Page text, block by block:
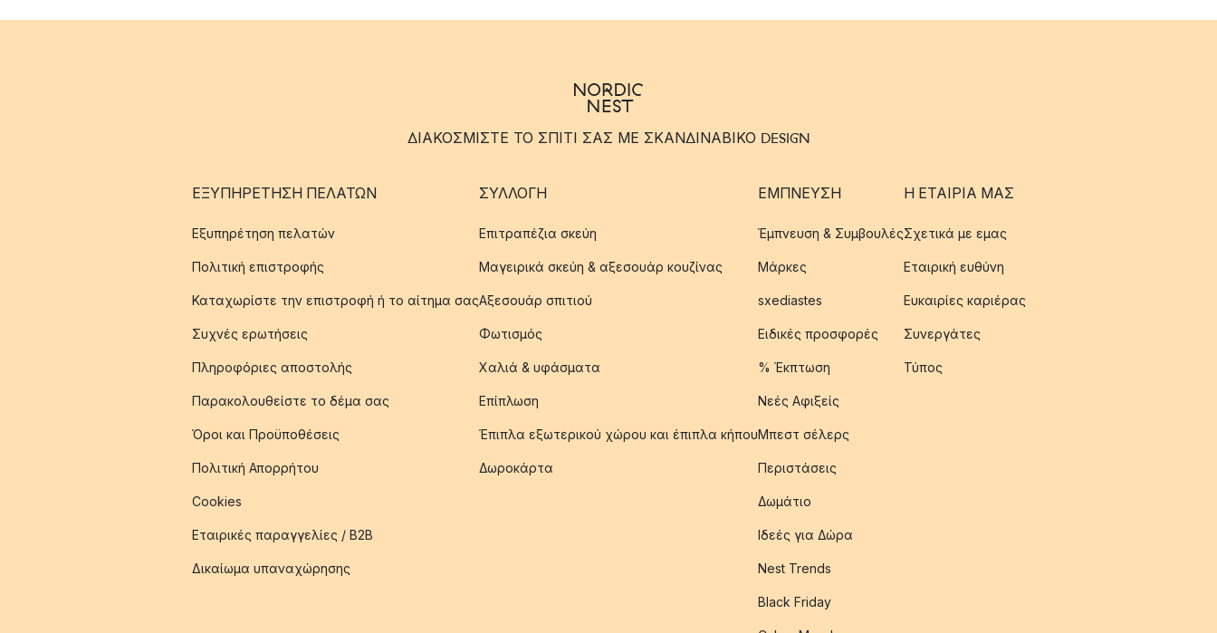
ΔΙΑΚΟΣΜΙΣΤΕ ΤΟ ΣΠΙΤΙ ΣΑΣ ΜΕ ΣΚΑΝΔΙΝΑΒΙΚΟ DESIGN
ΕΞΥΠΗΡΈΤΗΣΗ ΠΕΛΑΤΏΝ
Εξυπηρέτηση πελατών
Πολιτική επιστροφής
Καταχωρίστε την επιστροφή ή το αίτημα σας
Συχνές ερωτήσεις
Πληροφόριες αποστολής
Παρακολουθείστε το δέμα σας
Όροι και Προϋποθέσεις
Πολιτική Απορρήτου
Cookies
Εταιρικές παραγγελίες / B2B
Δικαίωμα υπαναχώρησης
ΣΥΛΛΟΓΉ
Επιτραπέζια σκεύη
Μαγειρικά σκεύη & αξεσουάρ κουζίνας
Αξεσουάρ σπιτιού
Φωτισμός
Χαλιά & υφάσματα
Επίπλωση
Έπιπλα εξωτερικού χώρου και έπιπλα κήπου
Δωροκάρτα
ΈΜΠΝΕΥΣΗ
Έμπνευση & Συμβουλές
Μάρκες
sxediastes
Ειδικές προσφορές
% Έκπτωση
Νεές Αφιξείς
Μπεστ σέλερς
Περιστάσεις
Δωμάτιο
Ιδεές για Δώρα
Nest Trends
Black Friday
Η ΕΤΑΊΡΙΑ ΜΑΣ
Σχετικά με εμας
Εταιρική ευθύνη
Ευκαιρίες καριέρας
Συνεργάτες
Τύπος